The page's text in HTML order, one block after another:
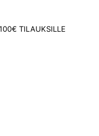
TILAUKSILLE